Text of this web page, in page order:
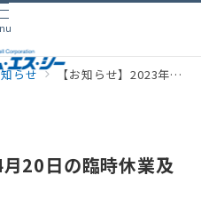
らせ 【お知らせ】2023年4月20日の臨時休業及びGW休業のご案内
20日の臨時休業及